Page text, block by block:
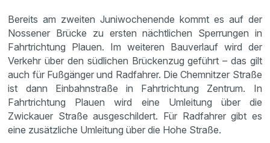
Bereits am zweiten Juniwochenende kommt es auf der
Nossener Brücke zu ersten nächtlichen Sperrungen in
Fahrtrichtung Plauen. Im weiteren Bauverlauf wird der
Verkehr über den südlichen Brückenzug geführt – das gilt
auch für Fußgänger und Radfahrer. Die Chemnitzer Straße
ist dann Einbahnstraße in Fahrtrichtung Zentrum. In
Fahrtrichtung Plauen wird eine Umleitung über die
Zwickauer Straße ausgeschildert. Für Radfahrer gibt es
eine zusätzliche Umleitung über die Hohe Straße.